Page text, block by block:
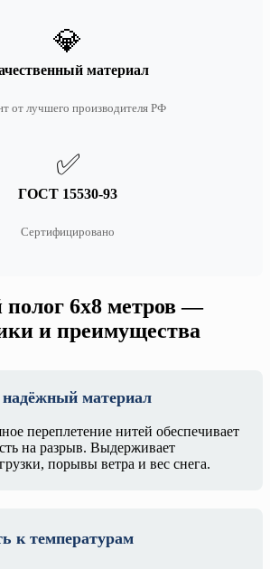
💎
материал
от лучшего производителя РФ
✅
ГОСТ 15530-93
Сертифицировано
полог 6х8 метров —
и преимущества
материал
переплетение нитей обеспечивает
на разрыв. Выдерживает
порывы ветра и вес снега.
к температурам